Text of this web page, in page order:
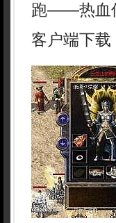
跑——热血
客户端下